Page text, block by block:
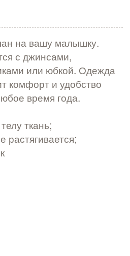
на вашу малышку.
с джинсами,
или юбкой. Одежда
комфорт и удобство
время года.​
ткань;
растягивается;